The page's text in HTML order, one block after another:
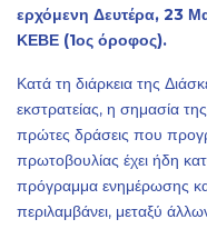
ερχόμενη Δευτέρα, 23
ΚΕΒΕ (1ος όροφος).
Κατά τη διάρκεια της
εκστρατείας, η σημασία
πρώτες δράσεις που
πρωτοβουλίας έχει ήδη
πρόγραμμα ενημέρωσης
περιλαμβάνει, μεταξύ